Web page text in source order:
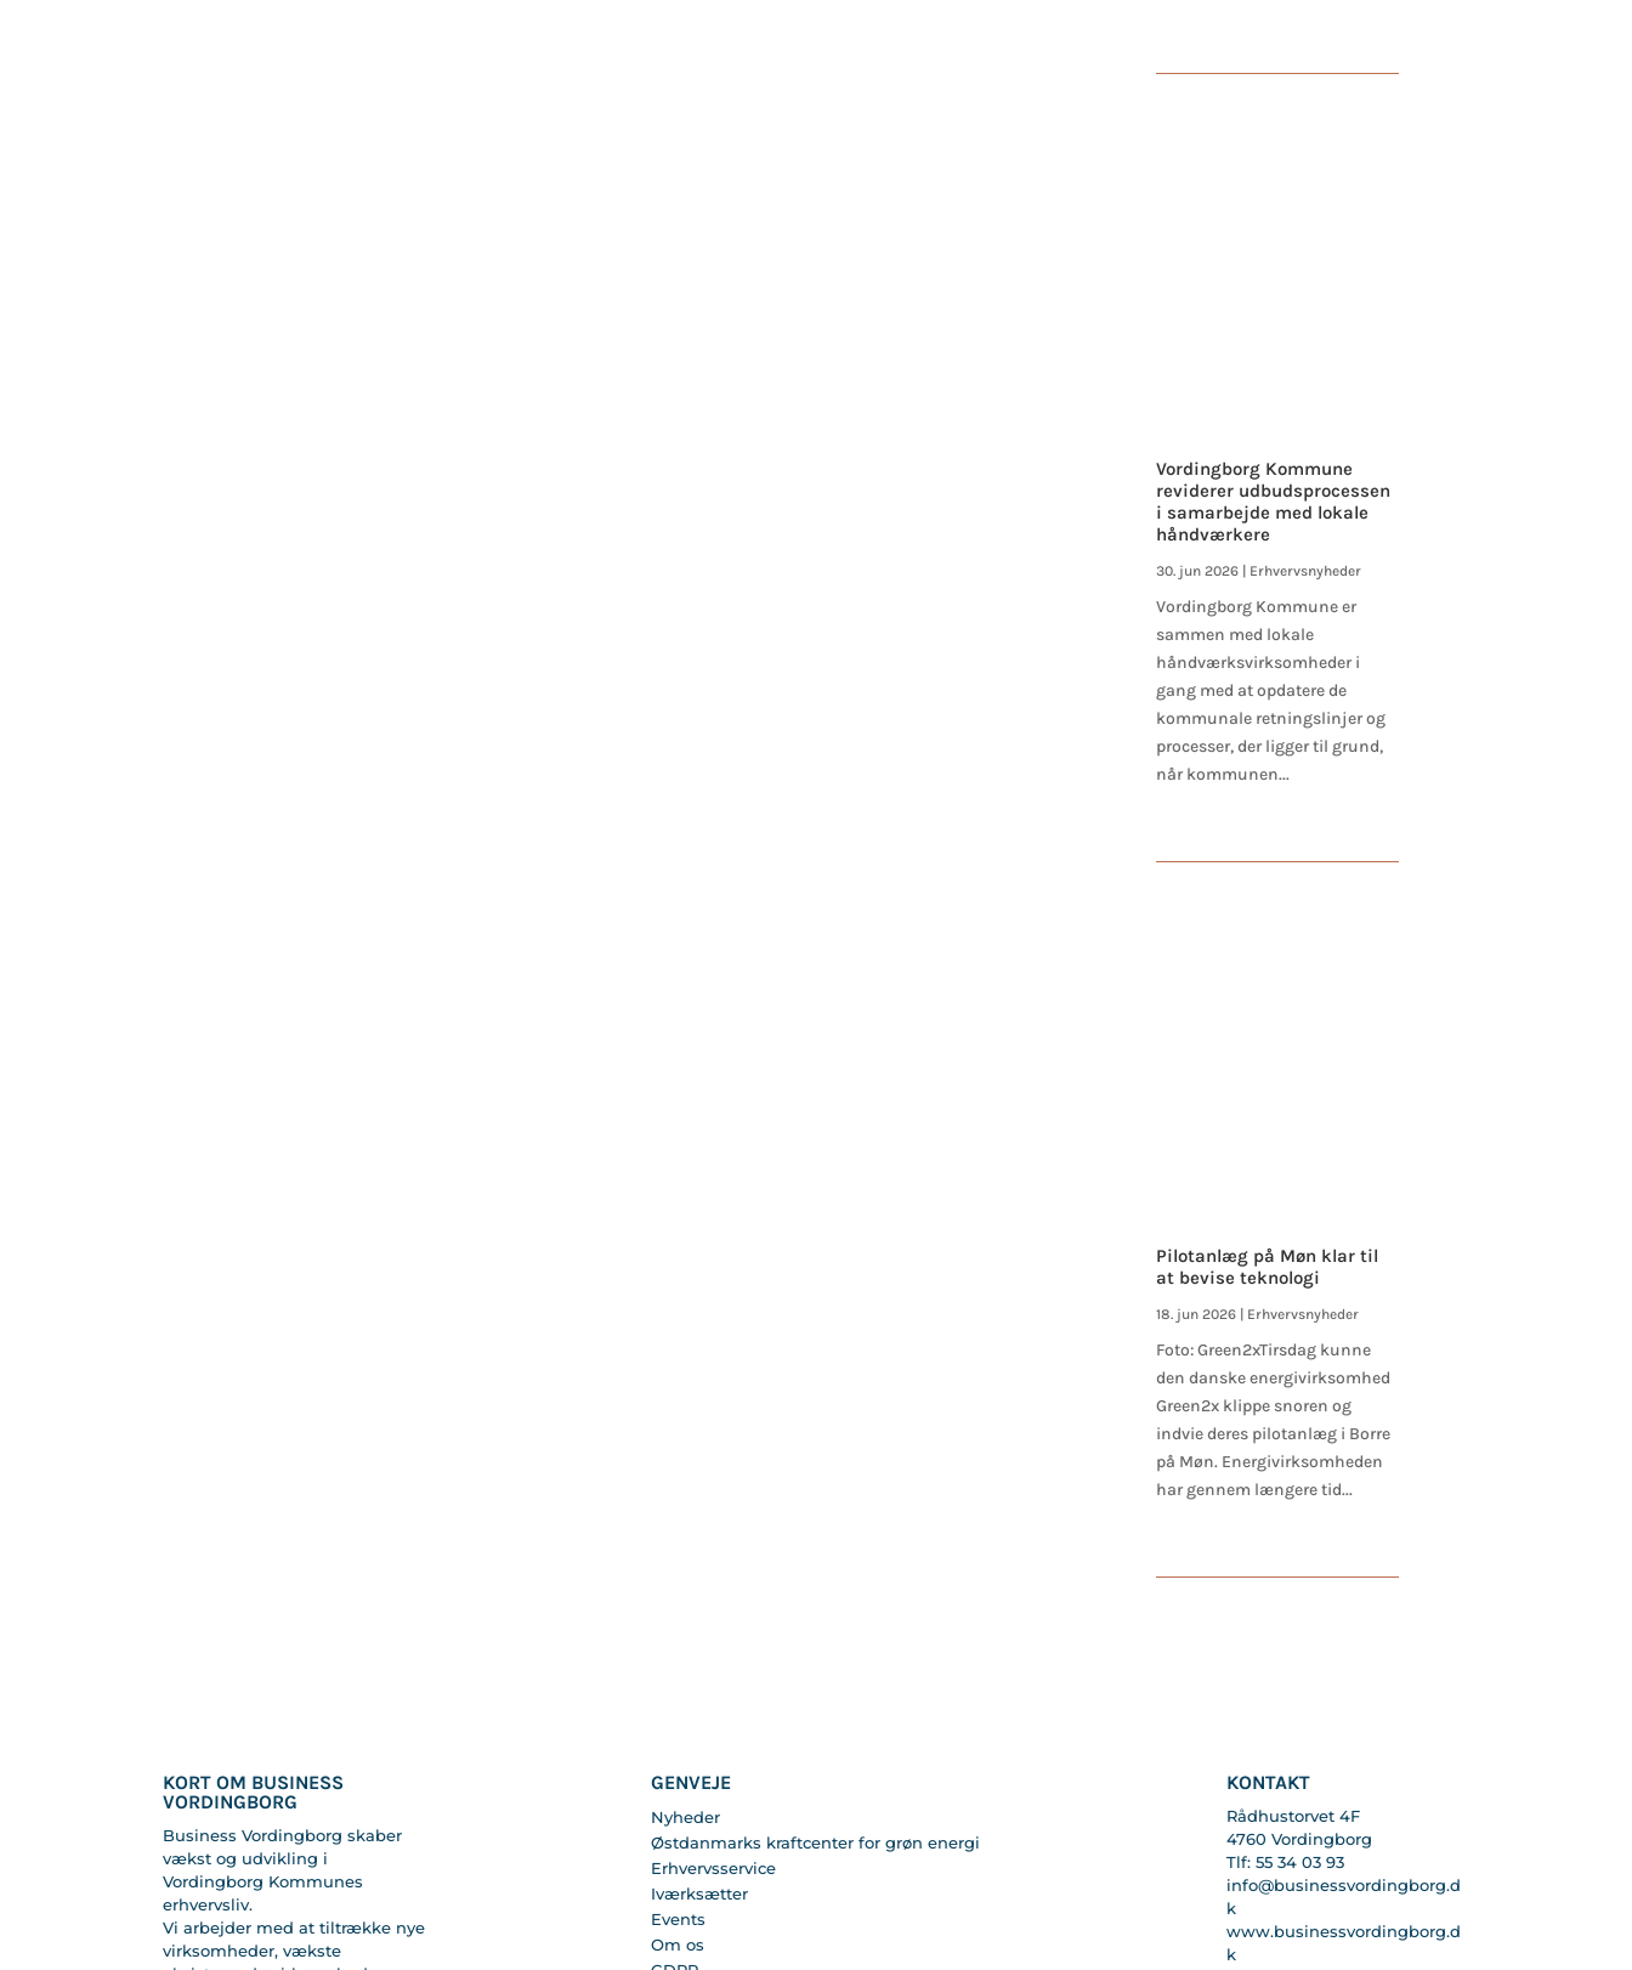
Vordingborg Kommune
reviderer udbudsprocessen
i samarbejde med lokale
håndværkere
30. jun 2026| Erhvervsnyheder
Vordingborg Kommune er
sammen med lokale
håndværksvirksomheder i
gang med at opdatere de
kommunale retningslinjer og
processer, der ligger til grund,
når kommunen...
Pilotanlæg på Møn klar til
at bevise teknologi
18. jun 2026| Erhvervsnyheder
Foto: Green2xTirsdag kunne
den danske energivirksomhed
Green2x klippe snoren og
indvie deres pilotanlæg i Borre
på Møn. Energivirksomheden
har gennem længere tid...
KORT OM BUSINESS
VORDINGBORG
Business Vordingborg skaber
vækst og udvikling i
Vordingborg Kommunes
erhvervsliv.
Vi arbejder med at tiltrække nye
virksomheder, vækste
GENVEJE
Nyheder
Østdanmarks kraftcenter for grøn energi
Erhvervsservice
Iværksætter
Events
Om os
KONTAKT
Rådhustorvet 4F
4760 Vordingborg
Tlf: 55 34 03 93
info@businessvordingborg.d
k
www.businessvordingborg.d
k